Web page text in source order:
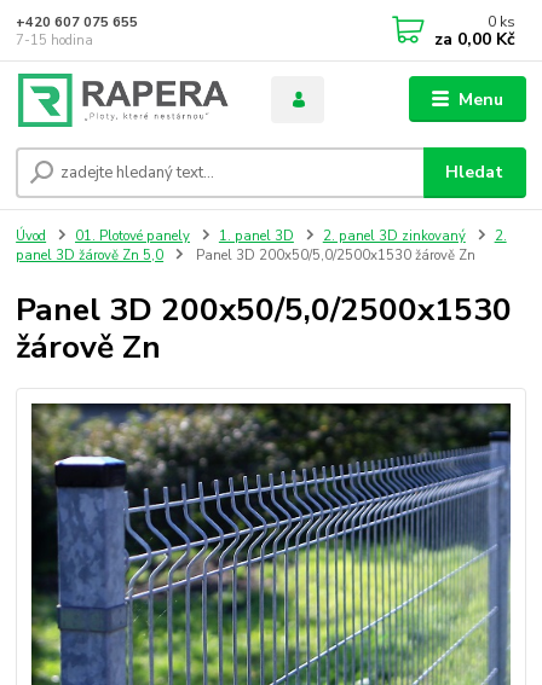
Menu
Hledat
+420 607 075 655
7-15 hodina
0 ks
za 0,00 Kč
Úvod 01. Plotové panely 1. panel 3D 2. panel 3D zinkovaný
2.
panel 3D žárově Zn 5,0
Panel 3D 200x50/5,0/2500x1530 žárově Zn
Panel 3D 200x50/5,0/2500x1530
žárově Zn